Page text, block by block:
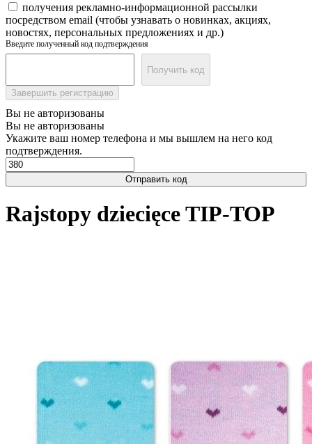
получения рекламно-информационной рассылки
посредством email (чтобы узнавать о новинках, акциях,
новостях, персональных предложениях и др.)
Введите полученный код подтверждения
Получить код
Завершить регистрацию
Вы не авторизованы
Вы не авторизованы
Укажите ваш номер телефона и мы вышлем на него код
подтверждения.
Отправить код
Rajstopy dziecięce TIP-TOP